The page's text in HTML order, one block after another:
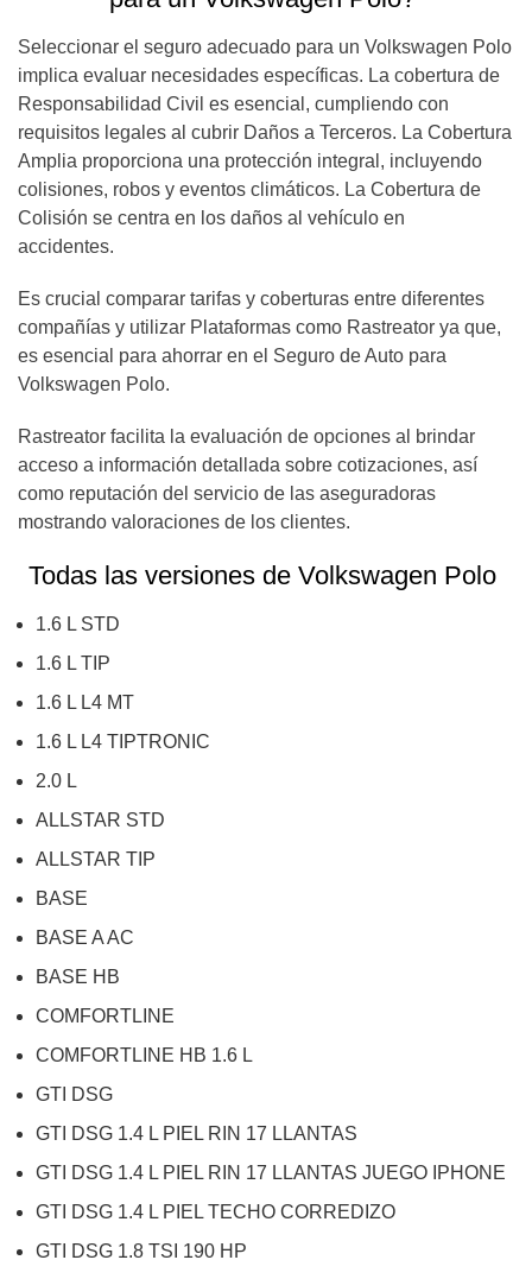
Seleccionar el seguro adecuado para un Volkswagen Polo
implica evaluar necesidades específicas. La cobertura de
Responsabilidad Civil es esencial, cumpliendo con
requisitos legales al cubrir Daños a Terceros. La Cobertura
Amplia proporciona una protección integral, incluyendo
colisiones, robos y eventos climáticos. La Cobertura de
Colisión se centra en los daños al vehículo en
accidentes.
Es crucial comparar tarifas y coberturas entre diferentes
compañías y utilizar Plataformas como Rastreator ya que,
es esencial para ahorrar en el Seguro de Auto para
Volkswagen Polo.
Rastreator facilita la evaluación de opciones al brindar
acceso a información detallada sobre cotizaciones, así
como reputación del servicio de las aseguradoras
mostrando valoraciones de los clientes.
Todas las versiones de Volkswagen Polo
1.6 L STD
1.6 L TIP
1.6 L L4 MT
1.6 L L4 TIPTRONIC
2.0 L
ALLSTAR STD
ALLSTAR TIP
BASE
BASE A AC
BASE HB
COMFORTLINE
COMFORTLINE HB 1.6 L
GTI DSG
GTI DSG 1.4 L PIEL RIN 17 LLANTAS
GTI DSG 1.4 L PIEL RIN 17 LLANTAS JUEGO IPHONE
GTI DSG 1.4 L PIEL TECHO CORREDIZO
GTI DSG 1.8 TSI 190 HP